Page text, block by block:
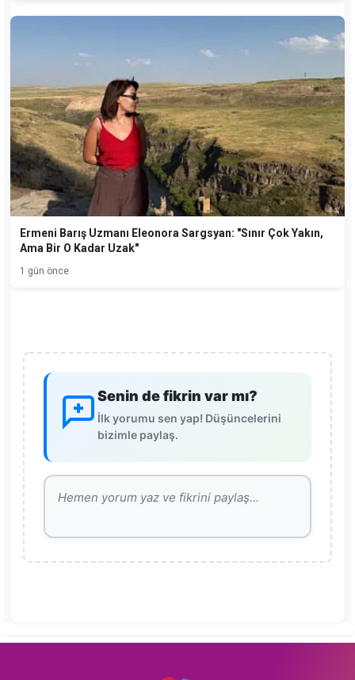
Ermeni Barış Uzmanı Eleonora Sargsyan: "Sınır Çok Yakın,
Ama Bir O Kadar Uzak"
1 gün önce
Senin de fikrin var mı?
İlk yorumu sen yap! Düşüncelerini
bizimle paylaş.